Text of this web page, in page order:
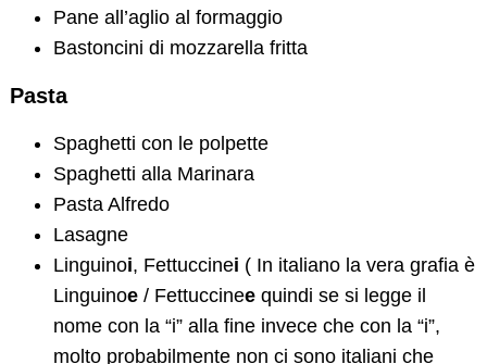
Pane all’aglio al formaggio
Bastoncini di mozzarella fritta
Pasta
Spaghetti con le polpette
Spaghetti alla Marinara
Pasta Alfredo
Lasagne
Linguinoi, Fettuccinei ( In italiano la vera grafia è
Linguinoe / Fettuccinee quindi se si legge il
nome con la “i” alla fine invece che con la “i”,
molto probabilmente non ci sono italiani che